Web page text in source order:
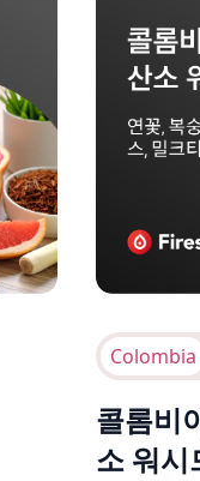
Colombia
콜롬비
소 워시